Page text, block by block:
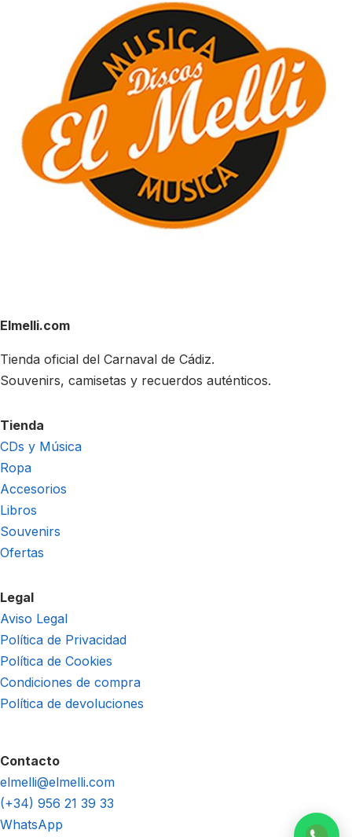
Elmelli.com
Tienda oficial del Carnaval de Cádiz.
Souvenirs, camisetas y recuerdos auténticos.
Tienda
CDs y Música
Ropa
Accesorios
Libros
Souvenirs
Ofertas
Legal
Aviso Legal
Política de Privacidad
Política de Cookies
Condiciones de compra
Política de devoluciones
Contacto
elmelli@elmelli.com
(+34) 956 21 39 33
WhatsApp